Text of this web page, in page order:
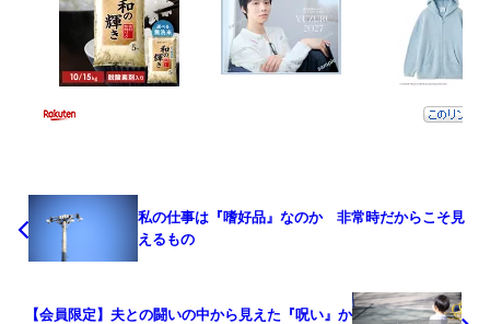
私の仕事は『嗜好品』なのか 非常時だからこそ見
えるもの
【会員限定】夫との闘いの中から見えた『呪い』か